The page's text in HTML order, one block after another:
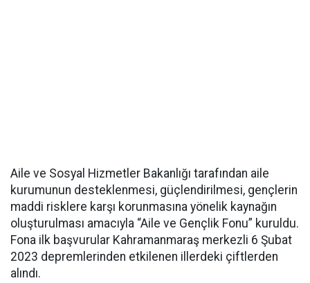
Aile ve Sosyal Hizmetler Bakanlığı tarafından aile
kurumunun desteklenmesi, güçlendirilmesi, gençlerin
maddi risklere karşı korunmasına yönelik kaynağın
oluşturulması amacıyla “Aile ve Gençlik Fonu” kuruldu.
Fona ilk başvurular Kahramanmaraş merkezli 6 Şubat
2023 depremlerinden etkilenen illerdeki çiftlerden
alındı.